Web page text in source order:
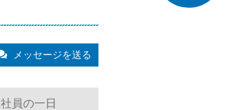
メッセージを送る
員の一日